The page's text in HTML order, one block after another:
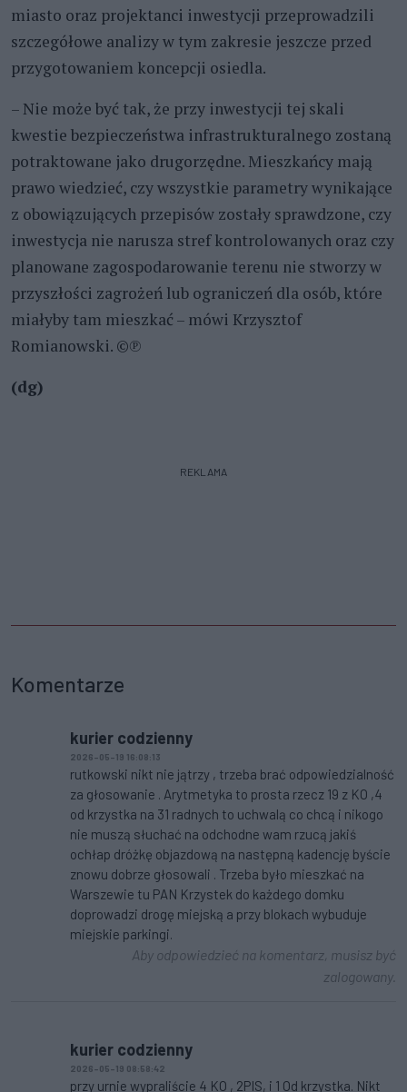
miasto oraz projektanci inwestycji przeprowadzili
szczegółowe analizy w tym zakresie jeszcze przed
przygotowaniem koncepcji osiedla.
– Nie może być tak, że przy inwestycji tej skali
kwestie bezpieczeństwa infrastrukturalnego zostaną
potraktowane jako drugorzędne. Mieszkańcy mają
prawo wiedzieć, czy wszystkie parametry wynikające
z obowiązujących przepisów zostały sprawdzone, czy
inwestycja nie narusza stref kontrolowanych oraz czy
planowane zagospodarowanie terenu nie stworzy w
przyszłości zagrożeń lub ograniczeń dla osób, które
miałyby tam mieszkać – mówi Krzysztof
Romianowski. ©℗
(dg)
REKLAMA
Komentarze
kurier codzienny
2026-05-19 16:08:13
rutkowski nikt nie jątrzy , trzeba brać odpowiedzialność
za głosowanie . Arytmetyka to prosta rzecz 19 z KO ,4
od krzystka na 31 radnych to uchwalą co chcą i nikogo
nie muszą słuchać na odchodne wam rzucą jakiś
ochłap dróżkę objazdową na następną kadencję byście
znowu dobrze głosowali . Trzeba było mieszkać na
Warszewie tu PAN Krzystek do każdego domku
doprowadzi drogę miejską a przy blokach wybuduje
miejskie parkingi.
Aby odpowiedzieć na komentarz, musisz być
zalogowany.
kurier codzienny
2026-05-19 08:58:42
przy urnie wypraliście 4 KO , 2PIS, i 1 Od krzystka. Nikt